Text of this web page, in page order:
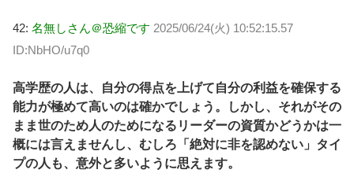
42: 名無しさん＠恐縮です 2025/06/24(火) 10:52:15.57
ID:NbHO/u7q0
高学歴の人は、自分の得点を上げて自分の利益を確保する
能力が極めて高いのは確かでしょう。しかし、それがその
まま世のため人のためになるリーダーの資質かどうかは一
概には言えませんし、むしろ「絶対に非を認めない」タイ
プの人も、意外と多いように思えます。